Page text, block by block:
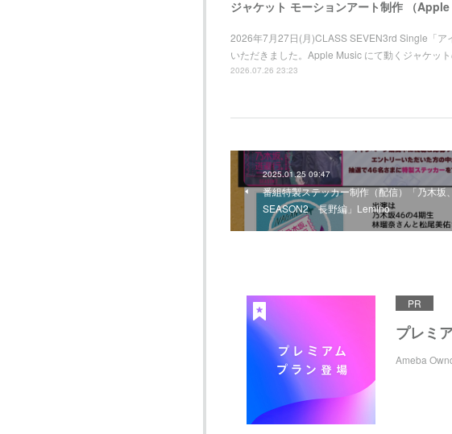
2026年7月27日(月)CLASS SEVEN3rd Single「ア
いただきました。Apple Music にて動くジャケッ
2026.07.26 23:23
2025.01.25 09:47
番組特製ステッカー制作（配信）「乃木坂
SEASON2 長野編」Lemino
PR
プレミ
Ameba